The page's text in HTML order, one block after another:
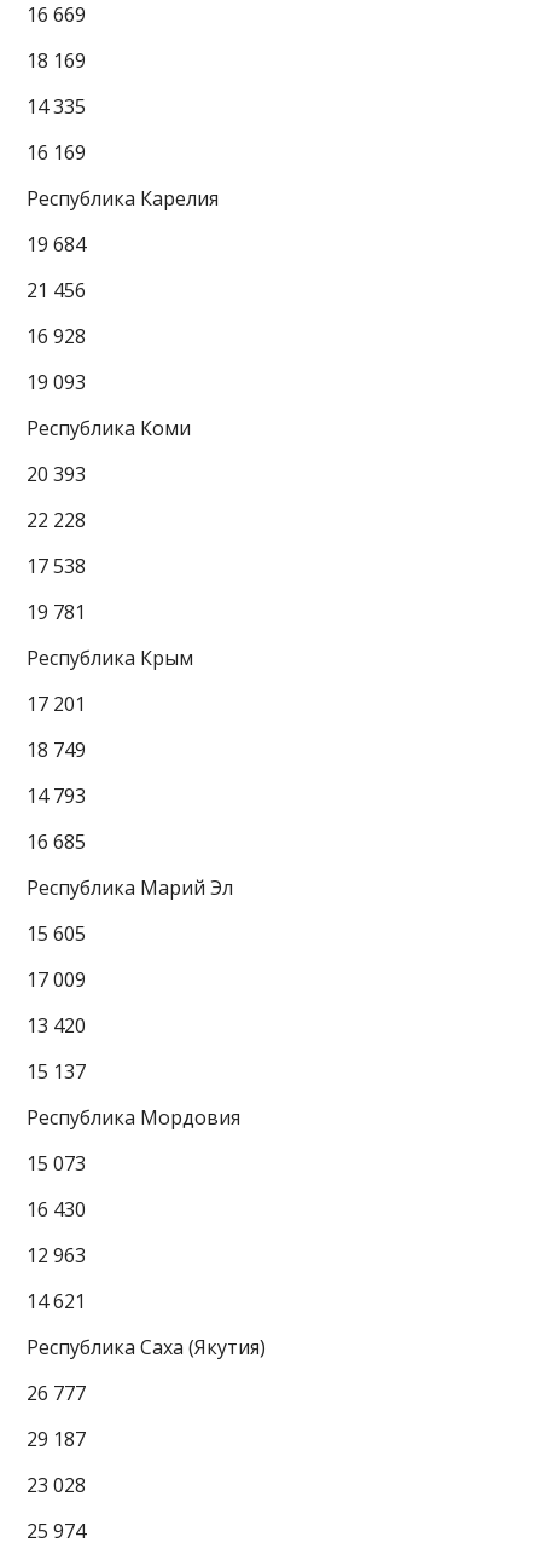
16 669
18 169
14 335
16 169
Республика Карелия
19 684
21 456
16 928
19 093
Республика Коми
20 393
22 228
17 538
19 781
Республика Крым
17 201
18 749
14 793
16 685
Республика Марий Эл
15 605
17 009
13 420
15 137
Республика Мордовия
15 073
16 430
12 963
14 621
Республика Саха (Якутия)
26 777
29 187
23 028
25 974